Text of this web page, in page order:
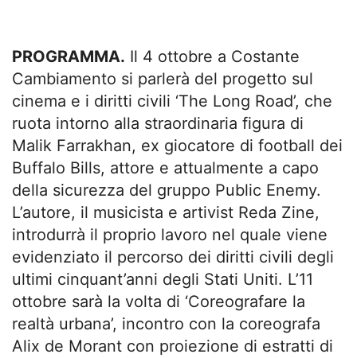
PROGRAMMA. Il 4 ottobre a Costante
Cambiamento si parlerà del progetto sul
cinema e i diritti civili ‘The Long Road’, che
ruota intorno alla straordinaria figura di
Malik Farrakhan, ex giocatore di football dei
Buffalo Bills, attore e attualmente a capo
della sicurezza del gruppo Public Enemy.
L’autore, il musicista e artivist Reda Zine,
introdurrà il proprio lavoro nel quale viene
evidenziato il percorso dei diritti civili degli
ultimi cinquant’anni degli Stati Uniti. L’11
ottobre sarà la volta di ‘Coreografare la
realtà urbana’, incontro con la coreografa
Alix de Morant con proiezione di estratti di